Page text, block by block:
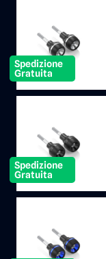
Spedizione
Gratuita
Spedizione
Gratuita